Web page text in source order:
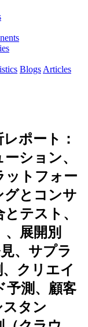
Blogs Articles
ポート：
ション、
ットフォー
グとコンサ
テスト、
展開別
、サプラ
クリエイ
予測、顧客
スタン